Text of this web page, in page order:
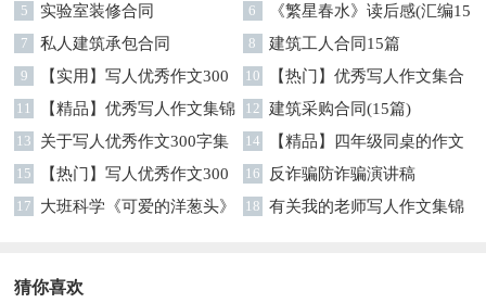
（精选17篇）
五篇
5 实验室装修合同 6
《繁星春水》读后感(汇编15
篇)
7 私人建筑承包合同 8 建筑工人合同15篇
9
【实用】写人优秀作文300
字集合5篇
10
【热门】优秀写人作文集合
6篇
11
【精品】优秀写人作文集锦
八篇
12 建筑采购合同(15篇)
13
关于写人优秀作文300字集
合10篇
14
【精品】四年级同桌的作文
10篇
15
【热门】写人优秀作文300
字汇总八篇
16 反诈骗防诈骗演讲稿
17
大班科学《可爱的洋葱头》
18 有关我的老师写人作文集锦
猜你喜欢